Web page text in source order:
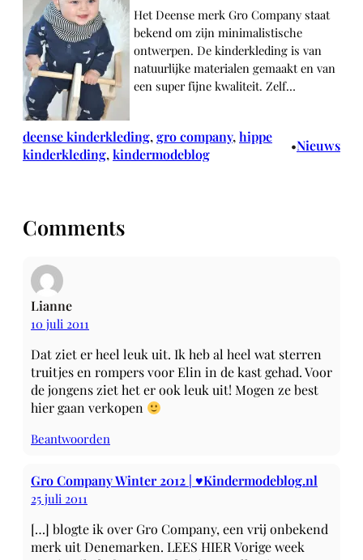
Het Deense merk Gro Company staat
bekend om zijn minimalistische
ontwerpen. De kinderkleding is van
natuurlijke materialen gemaakt en van
een super fijne kwaliteit. Zelf…
deense kinderkleding, gro company, hippe
kinderkleding, kindermodeblog •Nieuws
Comments
Lianne
10 juli 2011
Dat ziet er heel leuk uit. Ik heb al heel wat sterren
truitjes en rompers voor Elin in de kast gehad. Voor
de jongens ziet het er ook leuk uit! Mogen ze best
hier gaan verkopen
Beantwoorden
Gro Company Winter 2012 | ♥Kindermodeblog.nl
25 juli 2011
[…] blogte ik over Gro Company, een vrij onbekend
merk uit Denemarken. LEES HIER Vorige week